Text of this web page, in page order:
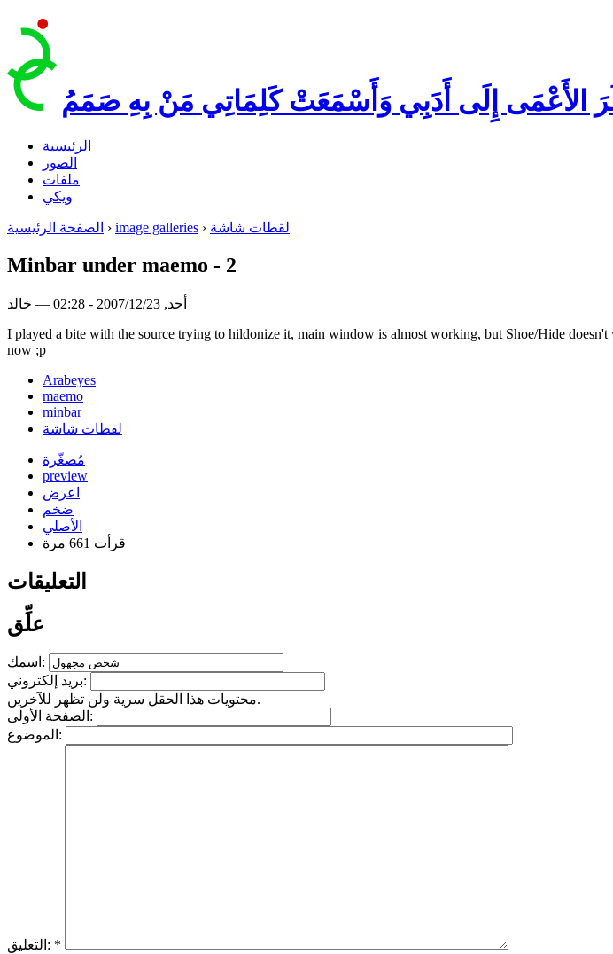
الأَعْمَى إِلَى أَدَبِي وَأَسْمَعَتْ كَلِمَاتِي مَنْ بِهِ صَمَمُ
الرئيسية
الصور
ملفات
ويكي
الصفحة الرئيسية › image galleries › لقطات شاشة
Minbar under maemo - 2
أحد, 2007/12/23 - 02:28 — خالد
I played a bite with the source trying to hildonize it, main window is almost working, but Shoe/Hide
now ;p
Arabeyes
maemo
minbar
لقطات شاشة
مُصغّرة
preview
اعرض
ضخم
الأصلي
قرأت 661 مرة
التعليقات
علِّق
اسمك:
بريد إلكتروني:
محتويات هذا الحقل سرية ولن تظهر للآخرين.
الصفحة الأولى:
الموضوع:
التعليق: *